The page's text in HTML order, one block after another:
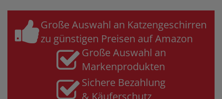
Große Auswahl an Katzengeschirren
zu günstigen Preisen auf Amazon
Große Auswahl an
Markenprodukten
Sichere Bezahlung
& Käuferschutz